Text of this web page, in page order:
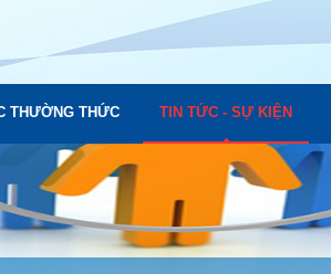
THƯỜNG THỨC TIN TỨC - SỰ KIỆN